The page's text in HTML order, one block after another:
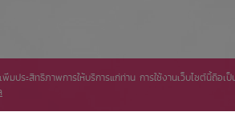
มประสิทธิภาพการให้บริการแก่ท่าน การใช้งานเว็บไซต์นี้ถือ